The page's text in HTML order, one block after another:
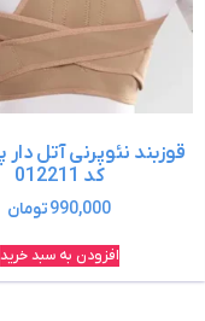
قوزبند نئوپرنی آتل
کد 012211
990,000تومان
افزودن به سبد خرید